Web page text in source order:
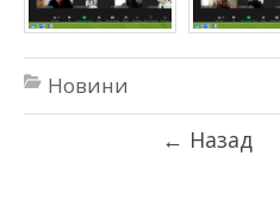
Новини
← Назад